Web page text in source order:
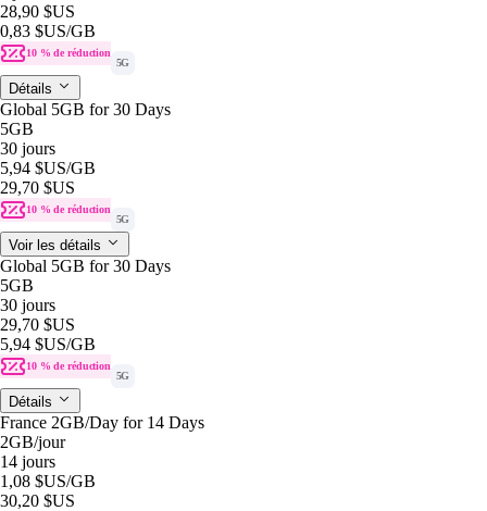
28,90 $US
0,83 $US/GB
10 % de réduction
5G
Détails
Global 5GB for 30 Days
5GB
30 jours
5,94 $US/GB
29,70 $US
10 % de réduction
5G
Voir les détails
Global 5GB for 30 Days
5GB
30 jours
29,70 $US
5,94 $US/GB
10 % de réduction
5G
Détails
France 2GB/Day for 14 Days
2GB/jour
14 jours
1,08 $US/GB
30,20 $US